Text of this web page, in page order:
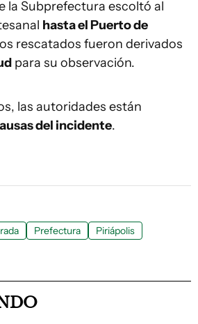
la Subprefectura escoltó al
hasta el Puerto de
rescatados fueron derivados
para su observación.
las autoridades están
del incidente.
Prefectura
Piriápolis